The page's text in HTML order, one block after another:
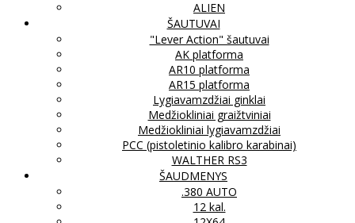
ALIEN
ŠAUTUVAI
"Lever Action" šautuvai
AK platforma
AR10 platforma
AR15 platforma
Lygiavamzdžiai ginklai
Medžiokliniai graižtviniai
Medžiokliniai lygiavamzdžiai
PCC (pistoletinio kalibro karabinai)
WALTHER RS3
ŠAUDMENYS
.380 AUTO
12 kal.